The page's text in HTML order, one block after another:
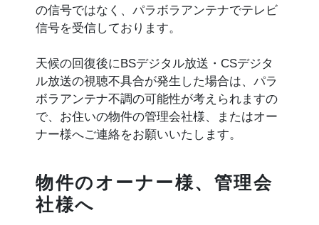
の信号ではなく、パラボラアンテナでテレビ
信号を受信しております。
天候の回復後にBSデジタル放送・CSデジタ
ル放送の視聴不具合が発生した場合は、パラ
ボラアンテナ不調の可能性が考えられますの
で、お住いの物件の管理会社様、またはオー
ナー様へご連絡をお願いいたします。
物件のオーナー様、管理会
社様へ